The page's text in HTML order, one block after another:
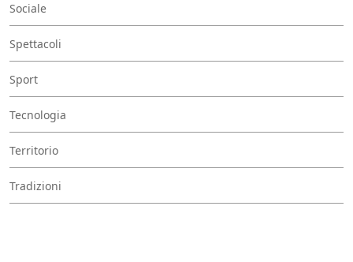
Sociale
Spettacoli
Sport
Tecnologia
Territorio
Tradizioni